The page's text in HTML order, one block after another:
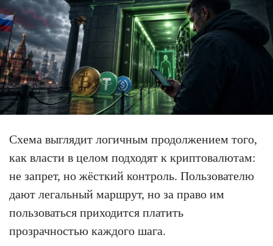
Схема выглядит логичным продолжением того,
как власти в целом подходят к криптовалютам:
не запрет, но жёсткий контроль. Пользователю
дают легальный маршрут, но за право им
пользоваться приходится платить
прозрачностью каждого шага.